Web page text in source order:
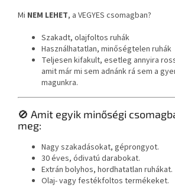
Mi NEM LEHET, a VEGYES csomagban?
Szakadt, olajfoltos ruhák
Használhatatlan, minőségtelen ruhák
Teljesen kifakult, esetleg annyira
amit már mi sem adnánk rá sem a
magunkra.
🚫 Amit egyik minőségi
meg:
Nagy szakadásokat, géprongyot.
30 éves, ódivatú darabokat.
Extrán bolyhos, hordhatatlan ruhákat.
Olaj- vagy festékfoltos termékeket.